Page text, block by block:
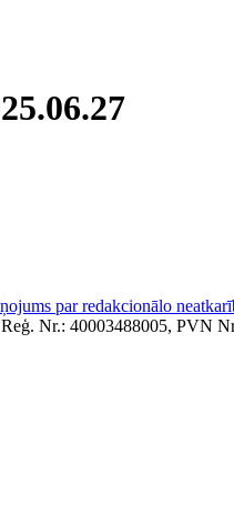
par redakcionālo
Nr.: 40003488005, PVN